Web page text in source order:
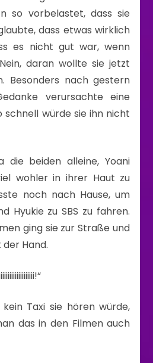
so vorbelastet, dass sie
dass etwas wirklich
es nicht gut war, wenn
daran wollte sie jetzt
Besonders nach gestern
verursachte eine
schnell würde sie ihn nicht
die beiden alleine, Yoani
wohler in ihrer Haut zu
noch nach Hause, um
Hyukie zu SBS zu fahren.
ging sie zur Straße und
Hand.
Taxi sie hören würde,
das in den Filmen auch